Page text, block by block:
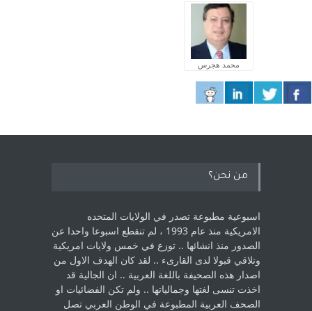
محمد هجرس
من نحن؟
اسبوعية مطبوعة تصدر في الولايات المتحده
الامريكية منذ عام 1993 ، لم ‏تنقطع اسبوعا واحدا عن
الصدور منذ انشائها .. توزع في خمس ولايات امريكية
‏وتلاقي قبولا لدى القارىء ..‏ لقد كان الهدف الاول من
اصدار هذه الصحيفة باللغة العربية .. ان الجالية قد
اخذت ‏تنسى لغتها وجمالياتها .. ولم تكن الفضائيات او
الصحف العربية المطبوعة في الوطن ‏العربي تصل